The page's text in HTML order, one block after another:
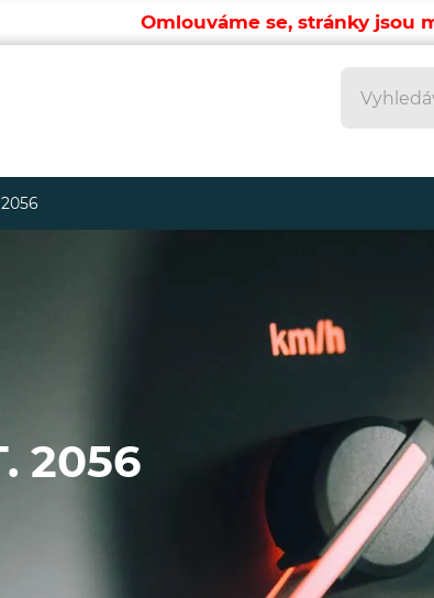
Omlouváme se, stránky jsou
Vyhledávání
2056